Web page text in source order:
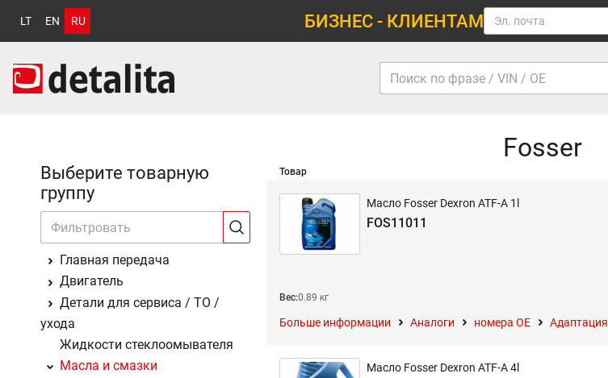
LT EN RU БИЗНЕС - КЛИЕНТАМ
Fosser
Выберите товарную
группу
Главная передача
Двигатель
Детали для сервиса / ТО /
ухода
Жидкости стеклоомывателя
Масла и смазки
Товар
Масло Fosser Dexron ATF-A 1l
FOS11011
Вес:0.89 кг
Больше информации Аналоги номера ОЕ Адаптация
Масло Fosser Dexron ATF-A 4l